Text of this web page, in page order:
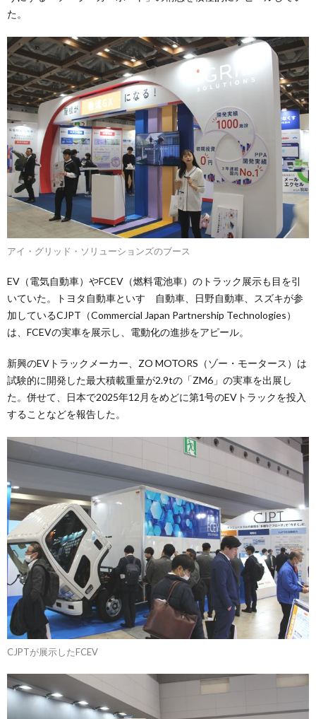
た。
アイ・グリッド・ソリューションズのブース
EV（電気自動車）やFCEV（燃料電池車）のトラック展示も目を引
いていた。トヨタ自動車といすゞ自動車、日野自動車、スズキが参
加しているCJPT（Commercial Japan Partnership Technologies）
は、FCEVの実車を展示し、電動化の進捗をアピール。
新興のEVトラックメーカー、ZO MOTORS（ゾー・モータース）は
試験的に開発した最大積載重量が2.9tの「ZM6」の実車を出展し
た。併せて、日本で2025年12月をめどに第1号のEVトラックを投入
することなどを報告した。
CJPTが展示したFCEV